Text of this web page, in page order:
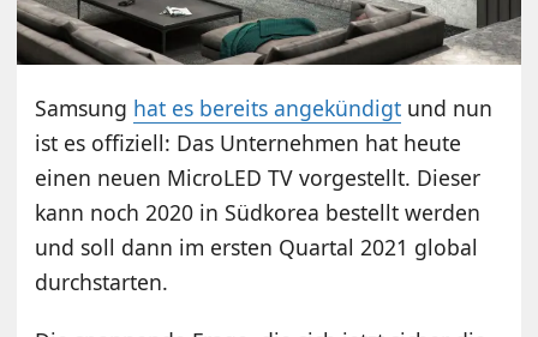
Samsung hat es bereits angekündigt und nun
ist es offiziell: Das Unternehmen hat heute
einen neuen MicroLED TV vorgestellt. Dieser
kann noch 2020 in Südkorea bestellt werden
und soll dann im ersten Quartal 2021 global
durchstarten.